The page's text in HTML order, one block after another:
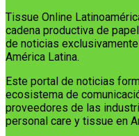
Tissue Online
cadena productiva de
de noticias
América Latina.
Este portal de noticias
ecosistema de
proveedores de las
personal care y tissue en